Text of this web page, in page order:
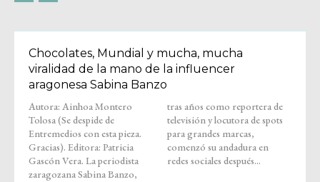
Chocolates, Mundial y mucha, mucha
viralidad de la mano de la influencer
aragonesa Sabina Banzo
Autora: Ainhoa Montero
Tolosa (Se despide de
Entremedios con esta pieza.
Gracias). Editora: Patricia
Gascón Vera. La periodista
zaragozana Sabina Banzo,
tras años como reportera de
televisión y locutora de spots
para grandes marcas,
comenzó su andadura en
redes sociales después...